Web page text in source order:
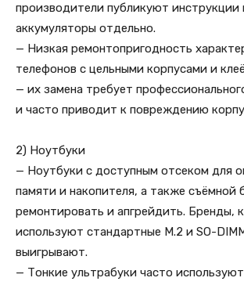
производители публикуют
аккумуляторы отдельно.
— Низкая ремонтопригодность
телефонов с цельными корпусами и
— их замена требует
и часто приводит к повреждению
2) Ноутбуки
— Ноутбуки с доступным отсеком для
памяти и накопителя, а также съёмной
ремонтировать и апгрейдить. Бренды,
используют стандартные M.2 и SO-
выигрывают.
— Тонкие ультрабуки часто